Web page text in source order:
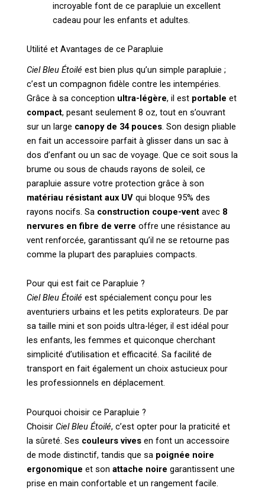
incroyable font de ce parapluie un excellent
cadeau pour les enfants et adultes.
Utilité et Avantages de ce Parapluie
Ciel Bleu Étoilé est bien plus qu’un simple parapluie ;
c’est un compagnon fidèle contre les intempéries.
Grâce à sa conception ultra-légère, il est portable et
compact, pesant seulement 8 oz, tout en s’ouvrant
sur un large canopy de 34 pouces. Son design pliable
en fait un accessoire parfait à glisser dans un sac à
dos d’enfant ou un sac de voyage. Que ce soit sous la
brume ou sous de chauds rayons de soleil, ce
parapluie assure votre protection grâce à son
matériau résistant aux UV qui bloque 95% des
rayons nocifs. Sa construction coupe-vent avec 8
nervures en fibre de verre offre une résistance au
vent renforcée, garantissant qu’il ne se retourne pas
comme la plupart des parapluies compacts.
Pour qui est fait ce Parapluie ?
Ciel Bleu Étoilé est spécialement conçu pour les
aventuriers urbains et les petits explorateurs. De par
sa taille mini et son poids ultra-léger, il est idéal pour
les enfants, les femmes et quiconque cherchant
simplicité d’utilisation et efficacité. Sa facilité de
transport en fait également un choix astucieux pour
les professionnels en déplacement.
Pourquoi choisir ce Parapluie ?
Choisir Ciel Bleu Étoilé, c’est opter pour la praticité et
la sûreté. Ses couleurs vives en font un accessoire
de mode distinctif, tandis que sa poignée noire
ergonomique et son attache noire garantissent une
prise en main confortable et un rangement facile.